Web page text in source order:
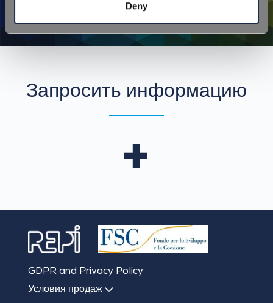
Deny
Запросить
информацию
Запросить информацию
+
GDPR and Privacy Policy
Условия продаж